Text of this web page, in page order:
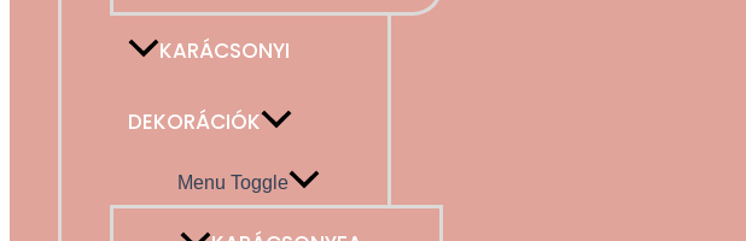
KARÁCSONYI
DEKORÁCIÓK
Menu Toggle